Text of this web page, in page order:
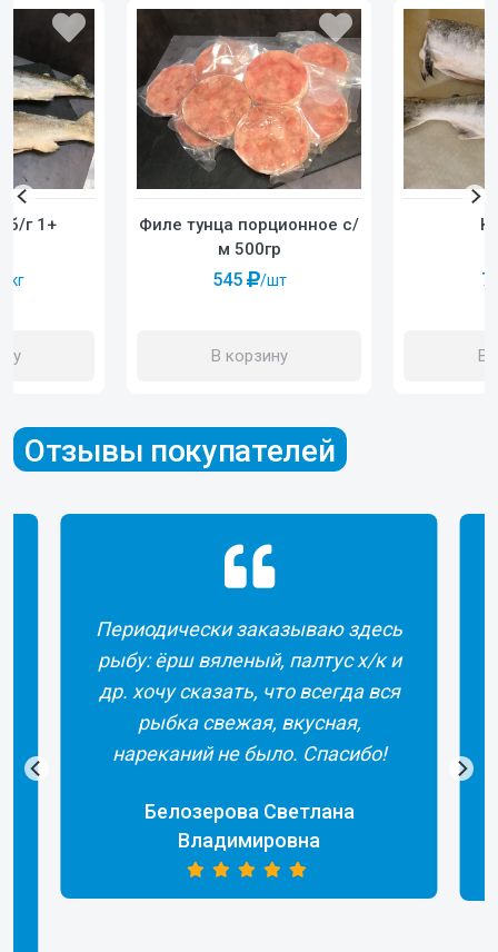
Филе тунца порционное с/
м 500гр
545 /шт
В корзину В
б/г 1+
/кг
Отзывы покупателей
Периодически заказываю здесь
рыбу: ёрш вяленый, палтус х/к и
др. хочу сказать, что всегда вся
рыбка свежая, вкусная,
нареканий не было. Спасибо!
Белозерова Светлана
Владимировна